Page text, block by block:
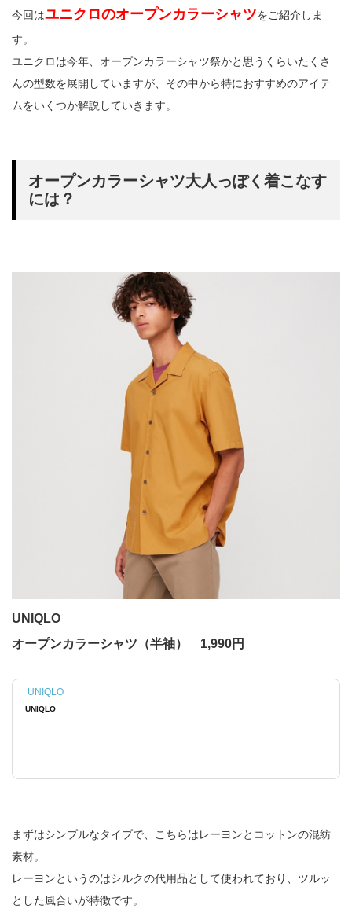
今回はユニクロのオープンカラーシャツをご紹介しま
す。
ユニクロは今年、オープンカラーシャツ祭かと思うくらいたくさ
んの型数を展開していますが、その中から特におすすめのアイテ
ムをいくつか解説していきます。
オープンカラーシャツ大人っぽく着こなす
には？
UNIQLO
オープンカラーシャツ（半袖） 1,990円
UNIQLO
UNIQLO
まずはシンプルなタイプで、こちらはレーヨンとコットンの混紡
素材。
レーヨンというのはシルクの代用品として使われており、ツルッ
とした風合いが特徴です。